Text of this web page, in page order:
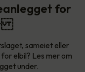
for
sameiet eller
elbil? Les mer om
under.